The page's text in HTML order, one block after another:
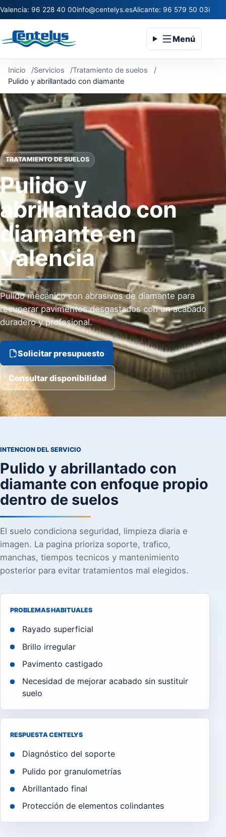
Valencia: 96 228 40 00info@centelys.esAlicante: 96 579 50 03
Menú
Inicio Servicios
Tratamiento de suelos
Pulido y abrillantado con diamante
TRATAMIENTO DE SUELOS
Pulido y
abrillantado con
diamante en
Valencia
Pulido mecánico con abrasivos de diamante para
recuperar pavimentos desgastados con un acabado
duradero y profesional.
Solicitar presupuesto
Consultar disponibilidad
INTENCION DEL SERVICIO
Pulido y abrillantado con
diamante con enfoque propio
dentro de suelos
El suelo condiciona seguridad, limpieza diaria e
imagen. La pagina prioriza soporte, trafico,
manchas, tiempos tecnicos y mantenimiento
posterior para evitar tratamientos mal elegidos.
PROBLEMAS HABITUALES
Rayado superficial
Brillo irregular
Pavimento castigado
Necesidad de mejorar acabado sin sustituir
suelo
RESPUESTA CENTELYS
Diagnóstico del soporte
Pulido por granulometrías
Abrillantado final
Protección de elementos colindantes